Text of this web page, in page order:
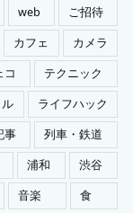
web
ご招待
カフェ
カメラ
コ
テクニック
ライフハック
事
列車・鉄道
浦和
渋谷
音楽 食